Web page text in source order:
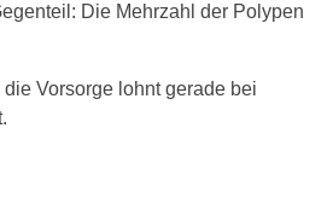
Die Mehrzahl der Polypen
Vorsorge lohnt gerade bei